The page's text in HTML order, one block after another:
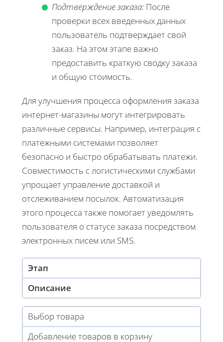
Подтверждение заказа: После
проверки всех введенных данных
пользователь подтверждает свой
заказ. На этом этапе важно
предоставить краткую сводку заказа
и общую стоимость.
Для улучшения процесса оформления заказа
интернет-магазины могут интегрировать
различные сервисы. Например, интеграция с
платежными системами позволяет
безопасно и быстро обрабатывать платежи.
Совместимость с логистическими службами
упрощает управление доставкой и
отслеживанием посылок. Автоматизация
этого процесса также помогает уведомлять
пользователя о статусе заказа посредством
электронных писем или SMS.
Этап
Описание
Выбор товара
Добавление товаров в корзину